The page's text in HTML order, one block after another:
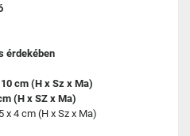
érdekében
cm (H x Sz x Ma)
(H x SZ x Ma)
x 4 cm (H x Sz x Ma)